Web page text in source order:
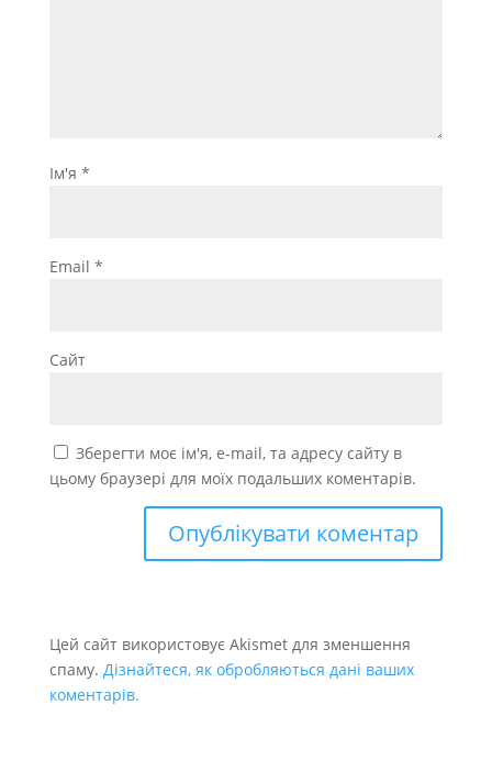
Ім'я *
Email *
Сайт
Зберегти моє ім'я, e-mail, та адресу сайту в
цьому браузері для моїх подальших коментарів.
Цей сайт використовує Akismet для зменшення
спаму. Дізнайтеся, як обробляються дані ваших
коментарів.